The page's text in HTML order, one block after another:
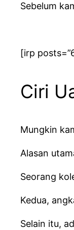
Sebelum
[irp
Ciri
Mungkin
Alasan
Seorang
Kedua,
Selain itu,